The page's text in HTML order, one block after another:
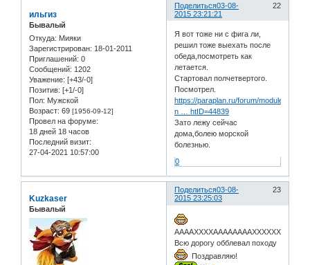
Поделиться 22
03-08-
2015 23:21:21
ильгиз
Бывалый
Откуда: Мияки
Зарегистрирован: 18-01-2011
Приглашений: 0
Сообщений: 1202
Уважение: [+43/-0]
Позитив: [+1/-0]
Пол: Мужской
Возраст: 69 [1956-09-12]
Провел на форуме:
18 дней 18 часов
Последний визит:
27-04-2021 10:57:00
Я вот тоже ни с фига ли,
решил тоже выехать после
обеда,посмотреть как
летается.
Стартовал полчетвертого.
Посмотрел.
https://paraplan.ru/forum/modules.php?
n … htID=44839
Зато лежу сейчас
дома,болею морской
болезнью.
0
Поделиться 23
03-08-
2015 23:25:03
Kuzkaser
Бывалый
Всю дорогу обблевал походу
Поздравляю!